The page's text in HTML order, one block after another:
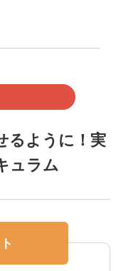
るように！実
ュラム